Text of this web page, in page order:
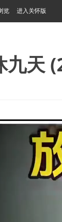
览 进入关怀版
九天